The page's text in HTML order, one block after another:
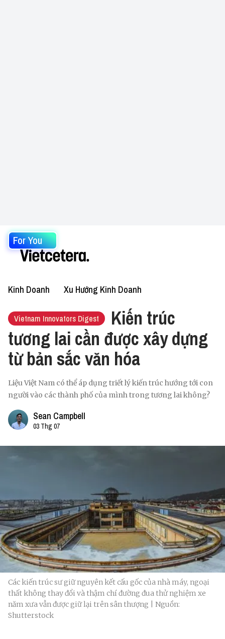
For You
Kinh Doanh Xu Hướng Kinh Doanh
Vietnam Innovators Digest
Kiến trúc
tương lai cần được xây dựng
từ bản sắc văn hóa
Liệu Việt Nam có thể áp dụng triết lý kiến trúc hướng tới con
người vào các thành phố của mình trong tương lai không?
Sean Campbell
03 Thg 07
Các kiến trúc sư giữ nguyên kết cấu gốc của nhà máy, ngoại
thất không thay đổi và thậm chí đường đua thử nghiệm xe
năm xưa vẫn được giữ lại trên sân thượng | Nguồn:
Shutterstock